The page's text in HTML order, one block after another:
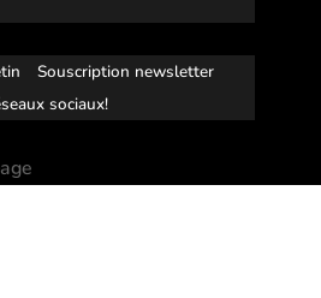
Souscription newsletter
sociaux!